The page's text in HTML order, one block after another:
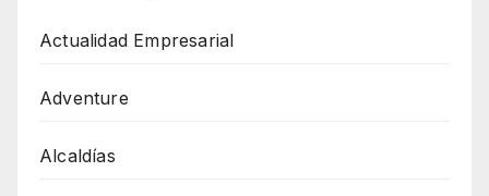
Actualidad Empresarial
Adventure
Alcaldías